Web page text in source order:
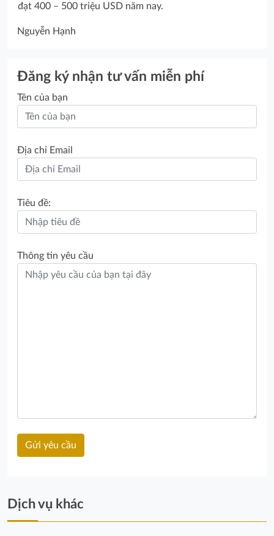
đạt 400 – 500 triệu USD năm nay.
Nguyễn Hạnh
Đăng ký nhận tư vấn miễn phí
Tên của bạn
Địa chỉ Email
Tiêu đề:
Thông tin yêu cầu
Dịch vụ khác